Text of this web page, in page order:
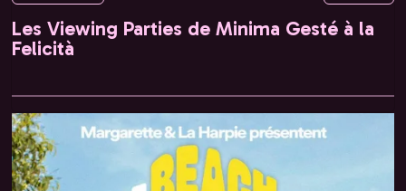
Les Viewing Parties de Minima Gesté à la
Felicità